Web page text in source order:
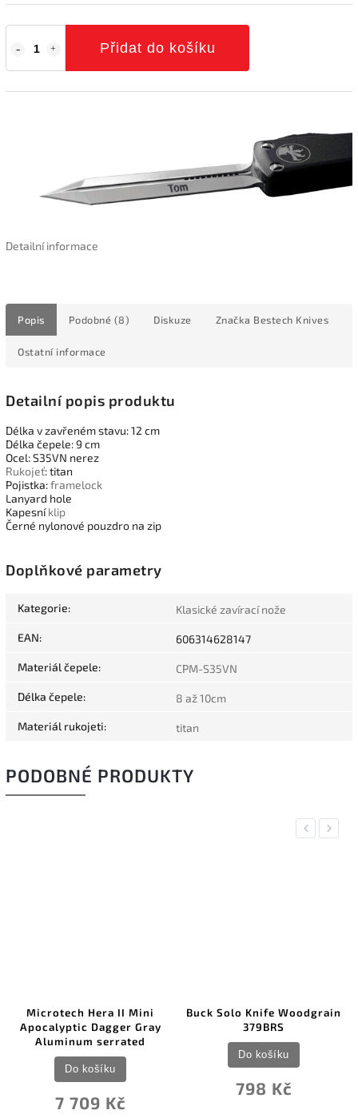
Přidat do košíku
Detailní informace
Popis Podobné (8) Diskuze Značka Bestech Knives
Ostatní informace
Detailní popis produktu
Délka v zavřeném stavu: 12 cm
Délka čepele: 9 cm
Ocel: S35VN nerez
Rukojeť: titan
Pojistka:framelock
Lanyard hole
Kapesníklip
Černé nylonové pouzdro na zip
Doplňkové parametry
Kategorie: Klasické zavírací nože
EAN: 606314628147
Materiál čepele: CPM-S35VN
Délka čepele: 8 až 10cm
Materiál rukojeti: titan
PODOBNÉ PRODUKTY
Previous
Microtech Hera II Mini
Apocalyptic Dagger Gray
Aluminum serrated
7 709 Kč
Do košíku
Buck Solo Knife Woodgrain
379BRS
798 Kč
Do košíku
Next